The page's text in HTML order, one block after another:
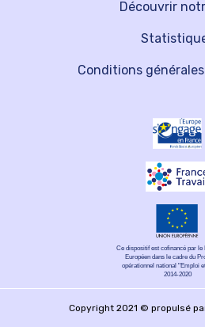
Découvrir
Conditions
Ce dispositif est cofinancé par le
Européen dans le cadre du
opérationnel national "Emploi
2014-2020
Copyright 2021 © propulsé par